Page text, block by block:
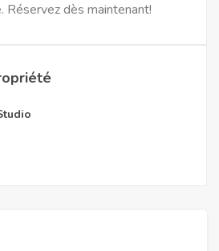
Réservez dès maintenant!